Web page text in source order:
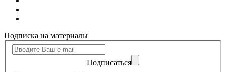
Подписка на материалы
Подписаться